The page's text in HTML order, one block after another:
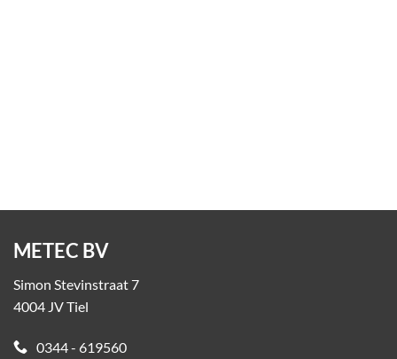
METEC BV
Simon Stevinstraat 7
4004 JV Tiel
0344 - 619560